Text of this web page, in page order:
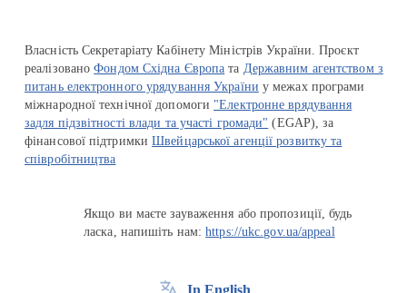
Власність Секретаріату Кабінету Міністрів України. Проєкт
реалізованоФондом Східна Європа та Державним агентством з
питань електронного урядування України у межах програми
міжнародної технічної допомоги "Електронне врядування
задля підзвітності влади та участі громади" (EGAP), за
фінансової підтримкиШвейцарської агенції розвитку та
співробітництва
Якщо ви маєте зауваження або пропозиції, будь
ласка, напишіть нам:https://ukc.gov.ua/appeal
In English